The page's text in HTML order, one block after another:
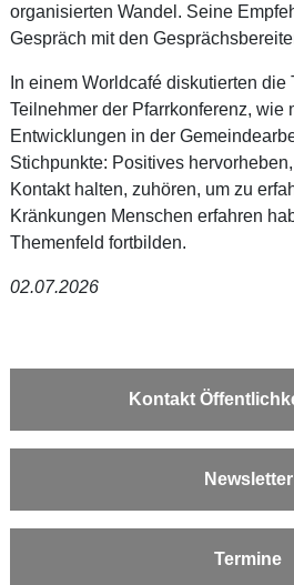
organisierten Wandel. Seine
Gespräch mit den
In einem Worldcafé diskutierten die
Teilnehmer der Pfarrkonferenz, wie
Entwicklungen in der
Stichpunkte: Positives
Kontakt halten, zuhören, um zu
Kränkungen Menschen erfahren
Themenfeld fortbilden.
02.07.2026
Kontakt
Newsletter
Termine